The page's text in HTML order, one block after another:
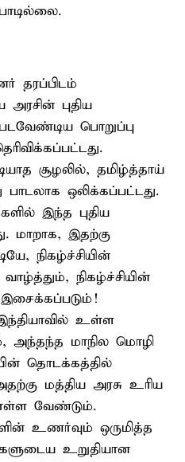
தரப்பிடம்
அரசின் புதிய
பொறுப்பு
சூழலில், தமிழ்த்தாய்
ஒலிக்கப்பட்டது.
இந்த புதிய
மாறாக, இதற்கு
நிகழ்ச்சியின்
நிகழ்ச்சியின்
இசைக்கப்படும்!
உள்ள
அந்தந்த மாநில மொழி
தொடக்கத்தில்
மத்திய அரசு உரிய
வேண்டும்.
உணர்வும் ஒருமித்த
உறுதியான